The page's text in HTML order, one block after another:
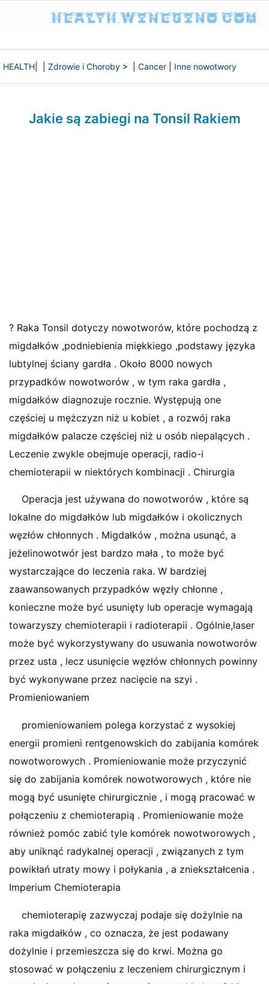
HEALTH Zdrowie i Choroby > | Cancer Inne nowotwory
Jakie są zabiegi na Tonsil Rakiem
? Raka Tonsil dotyczy nowotworów, które pochodzą z
migdałków ,podniebienia miękkiego ,podstawy języka
lubtylnej ściany gardła . Około 8000 nowych
przypadków nowotworów , w tym raka gardła ,
migdałków diagnozuje rocznie. Występują one
częściej u mężczyzn niż u kobiet , a rozwój raka
migdałków palacze częściej niż u osób niepalących .
Leczenie zwykle obejmuje operacji, radio-i
chemioterapii w niektórych kombinacji . Chirurgia
Operacja jest używana do nowotworów , które są
lokalne do migdałków lub migdałków i okolicznych
węzłów chłonnych . Migdałków , można usunąć, a
jeżelinowotwór jest bardzo mała , to może być
wystarczające do leczenia raka. W bardziej
zaawansowanych przypadków węzły chłonne ,
konieczne może być usunięty lub operacje wymagają
towarzyszy chemioterapii i radioterapii . Ogólnie,laser
może być wykorzystywany do usuwania nowotworów
przez usta , lecz usunięcie węzłów chłonnych powinny
być wykonywane przez nacięcie na szyi .
Promieniowaniem
promieniowaniem polega korzystać z wysokiej
energii promieni rentgenowskich do zabijania komórek
nowotworowych . Promieniowanie może przyczynić
się do zabijania komórek nowotworowych , które nie
mogą być usunięte chirurgicznie , i mogą pracować w
połączeniu z chemioterapią . Promieniowanie może
również pomóc zabić tyle komórek nowotworowych ,
aby uniknąć radykalnej operacji , związanych z tym
powikłań utraty mowy i połykania , a zniekształcenia .
Imperium Chemioterapia
chemioterapię zazwyczaj podaje się dożylnie na
raka migdałków , co oznacza, że ​​jest podawany
dożylnie i przemieszcza się do krwi. Można go
stosować w połączeniu z leczeniem chirurgicznym i